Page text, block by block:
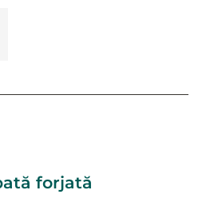
forjată